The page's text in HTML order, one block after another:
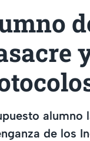
alumno
de los